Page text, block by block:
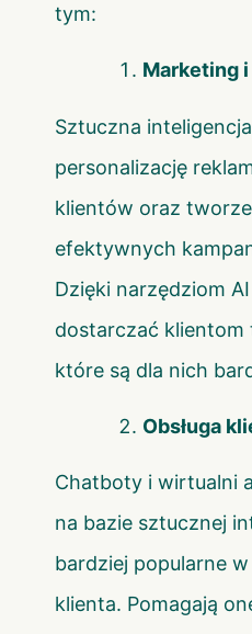
tym:
Marketing
Sztuczna
personalizację
klientów oraz
efektywnych
Dzięki narzędziom
dostarczać klientom
które są dla nich
Obsługa
Chatboty i wirtualni
na bazie sztucznej
bardziej popularne
klienta. Pomagają